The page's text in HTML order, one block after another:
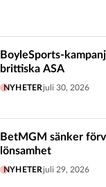
BoyleSports-
brittiska ASA
NYHETER juli 30, 2026
BetMGM sänker
lönsamhet
NYHETER juli 29, 2026